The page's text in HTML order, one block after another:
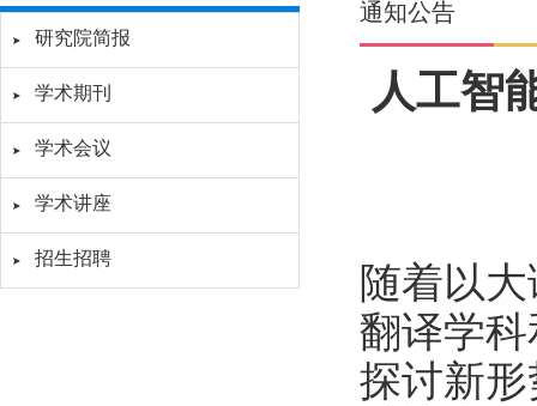
研究院简报
学术期刊
学术会议
学术讲座
招生招聘
通知公告
人工智
随着以
翻译学
探讨新